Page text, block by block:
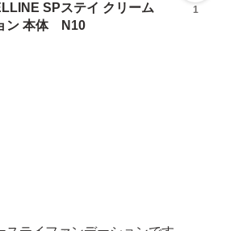
SPステイ クリーム
ン 本体 N10
1